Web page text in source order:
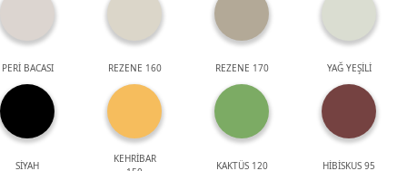
PERİ BACASI REZENE 160 REZENE 170 YAĞ YEŞİLİ
SİYAH
KEHRİBAR
KAKTÜS 120 HİBİSKUS 95